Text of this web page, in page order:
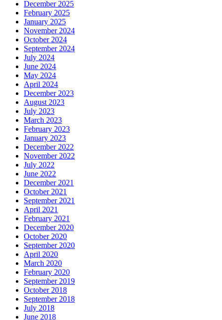
December 2025
February 2025
January 2025
November 2024
October 2024
September 2024
July 2024
June 2024
May 2024
April 2024
December 2023
August 2023
July 2023
March 2023
February 2023
January 2023
December 2022
November 2022
July 2022
June 2022
December 2021
October 2021
September 2021
April 2021
February 2021
December 2020
October 2020
September 2020
April 2020
March 2020
February 2020
September 2019
October 2018
September 2018
July 2018
June 2018